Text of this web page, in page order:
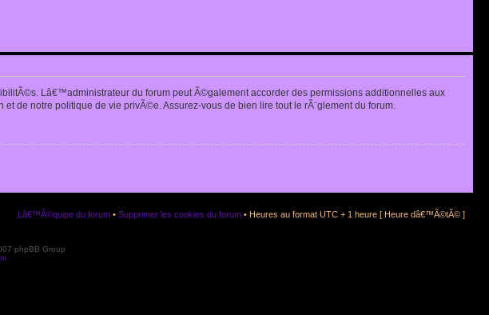
Lâ€™administrateur du forum peut Ã©galement accorder des permissions additionnelles aux
de notre politique de vie privÃ©e. Assurez-vous de bien lire tout le rÃ¨glement du forum.
Lâ€™Ã©quipe du forum • Supprimer les cookies du forum • Heures au format UTC + 1 heure [ Heure dâ€™Ã©tÃ© ]
phpBB Group